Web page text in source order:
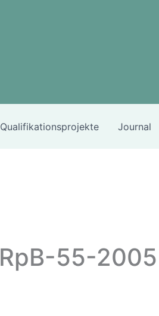
Qualifikationsprojekte Journal
RpB-55-2005